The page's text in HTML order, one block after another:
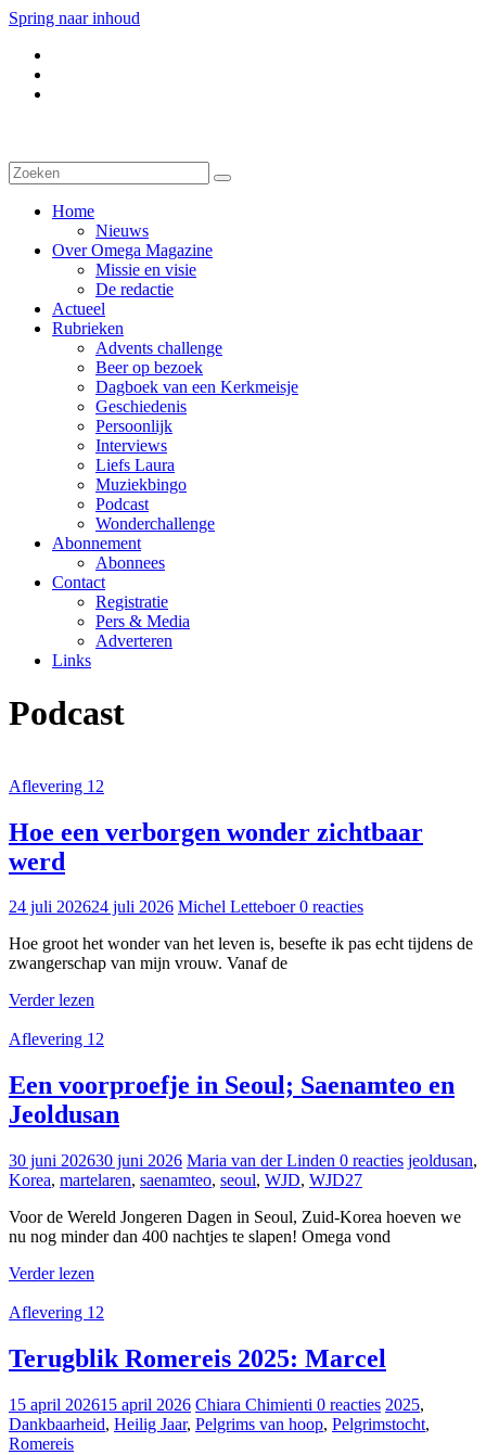
Spring naar inhoud
Home
Nieuws
Over Omega Magazine
Missie en visie
De redactie
Actueel
Rubrieken
Advents challenge
Beer op bezoek
Dagboek van een Kerkmeisje
Geschiedenis
Persoonlijk
Interviews
Liefs Laura
Muziekbingo
Podcast
Wonderchallenge
Abonnement
Abonnees
Contact
Registratie
Pers & Media
Adverteren
Links
Podcast
Aflevering 12
Hoe een verborgen wonder zichtbaar
werd
24 juli 202624 juli 2026 Michel Letteboer0 reacties
Hoe groot het wonder van het leven is, besefte ik pas echt tijdens de
zwangerschap van mijn vrouw. Vanaf de
Verder lezen
Aflevering 12
Een voorproefje in Seoul; Saenamteo en
Jeoldusan
30 juni 202630 juni 2026 Maria van der Linden 0 reacties jeoldusan,
Korea, martelaren, saenamteo, seoul, WJD, WJD27
Voor de Wereld Jongeren Dagen in Seoul, Zuid-Korea hoeven we
nu nog minder dan 400 nachtjes te slapen! Omega vond
Verder lezen
Aflevering 12
Terugblik Romereis 2025: Marcel
15 april 202615 april 2026 Chiara Chimienti 0 reacties 2025,
Dankbaarheid, Heilig Jaar, Pelgrims van hoop, Pelgrimstocht,
Romereis